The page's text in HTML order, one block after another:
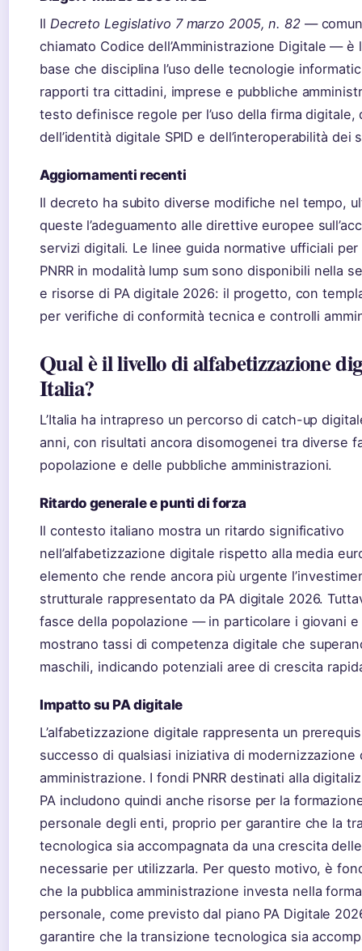
Il Decreto Legislativo 7 marzo 2005, n. 82—
chiamato Codice dell’Amministrazione Digitale — è
base che disciplina l’uso delle tecnologie
rapporti tra cittadini, imprese e pubbliche
testo definisce regole per l’uso della firma digitale,
dell’identità digitale SPID e dell’interoperabilità dei
Aggiornamenti recenti
Il decreto ha subito diverse modifiche nel tempo,
queste l’adeguamento alle direttive europee
servizi digitali. Le linee guida normative ufficiali
PNRR in modalità lump sum sono disponibili nella
e risorse di PA digitale 2026: il progetto, con
per verifiche di conformità tecnica e controlli
Qual è il livello di alfabetizzazione
Italia?
L’Italia ha intrapreso un percorso di catch-up
anni, con risultati ancora disomogenei tra diverse
popolazione e delle pubbliche amministrazioni.
Ritardo generale e punti di forza
Il contesto italiano mostra un ritardo significativo
nell’alfabetizzazione digitale rispetto alla media
elemento che rende ancora più urgente
strutturale rappresentato da PA digitale 2026.
fasce della popolazione — in particolare i giovani
mostrano tassi di competenza digitale che
maschili, indicando potenziali aree di crescita
Impatto su PA digitale
L’alfabetizzazione digitale rappresenta un
successo di qualsiasi iniziativa di modernizzazione
amministrazione. I fondi PNRR destinati alla
PA includono quindi anche risorse per la
personale degli enti, proprio per garantire che la
tecnologica sia accompagnata da una crescita
necessarie per utilizzarla. Per questo motivo, è
che la pubblica amministrazione investa nella
personale, come previsto dal piano PA Digitale
garantire che la transizione tecnologica sia